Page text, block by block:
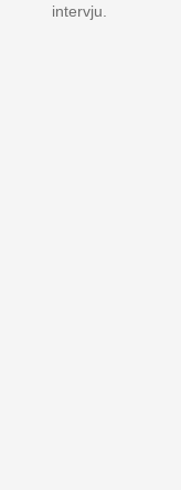
intervju.